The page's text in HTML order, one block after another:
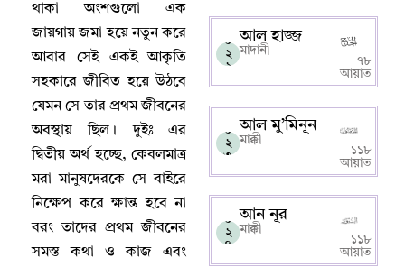
থাকা অংশগুলো এক
জায়গায় জমা হয়ে নতুন করে
আবার সেই একই আকৃতি
সহকারে জীবিত হয়ে উঠবে
যেমন সে তার প্রথম জীবনের
অবস্থায় ছিল।
দুইঃ এর
দ্বিতীয় অর্থ হচ্ছে,কেবলমাত্র
মরা মানুষদেরকে সে বাইরে
নিক্ষেপ করে ক্ষান্ত হবে না
বরং তাদের প্রথম জীবনের
সমস্ত কথা ও কাজ এবং
০
২
২
আল হাজ্জ
মাদানী
৭৮
আয়াত
০
২
৩
আল মু’মিনূন
মাক্কী
১১৮
আয়াত
০
২
৪
আন নূর
মাক্কী
১১৮
আয়াত